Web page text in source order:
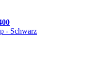
- Schwarz